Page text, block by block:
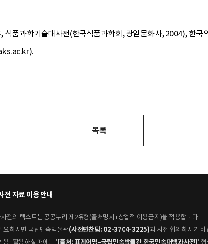
품과학기술대사전(한국식품과학회, 광일문화사, 2004), 한국
목록
전 자료 이용 안내
전의 텍스트는 공공누리 제2유형(출처명시+상업적 이용금지)을 적용합니다.
요하시면 국립민속박물관(사전편찬팀: 02-3704-3225)과 사전 협의하시기 바
용·활용하실 때에는 ' [출처: 표제어명–국립민속박물관 한국민속대백과사전] ' 형